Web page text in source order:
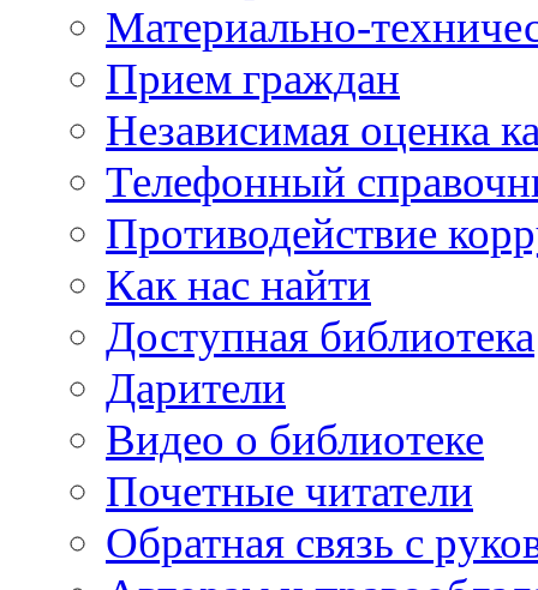
Материально-
Прием граждан
Независимая оценка
Телефонный
Противодействие
Как нас найти
Доступная библиотека
Дарители
Видео о библиотеке
Почетные читатели
Обратная связь с